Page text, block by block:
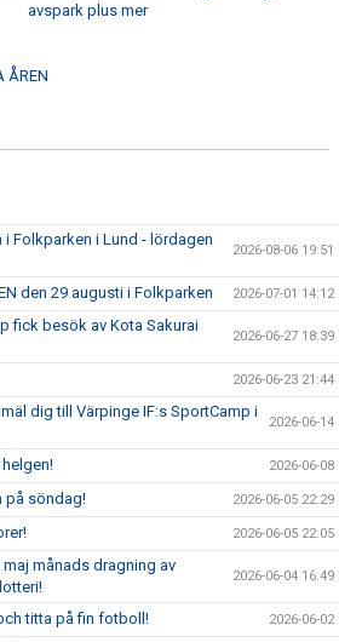
avspark plus mer
ÅREN
Folkparken i Lund - lördagen
2026-08-06 19:51
den 29 augusti i Folkparken 2026-07-01 14:12
fick besök av Kota Sakurai
2026-06-27 18:39
2026-06-23 21:44
dig till Värpinge IF:s SportCamp i
2026-06-14
2026-06-08
på söndag! 2026-06-05 22:29
2026-06-05 22:05
månads dragning av
2026-06-04 16:49
titta på fin fotboll! 2026-06-02